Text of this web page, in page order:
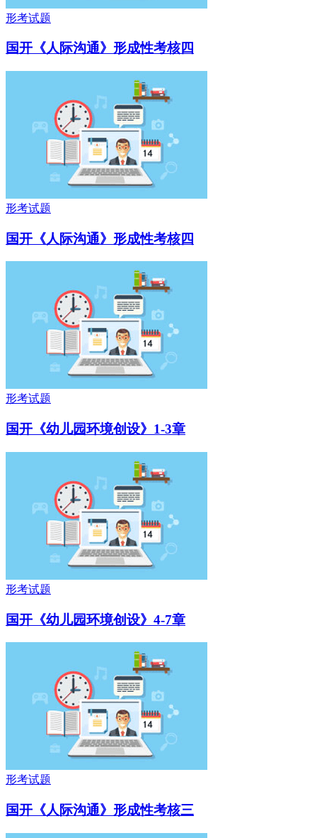
形考试题
国开《人际沟通》形成性考核四
形考试题
国开《人际沟通》形成性考核四
形考试题
国开《幼儿园环境创设》1-3章
形考试题
国开《幼儿园环境创设》4-7章
形考试题
国开《人际沟通》形成性考核三